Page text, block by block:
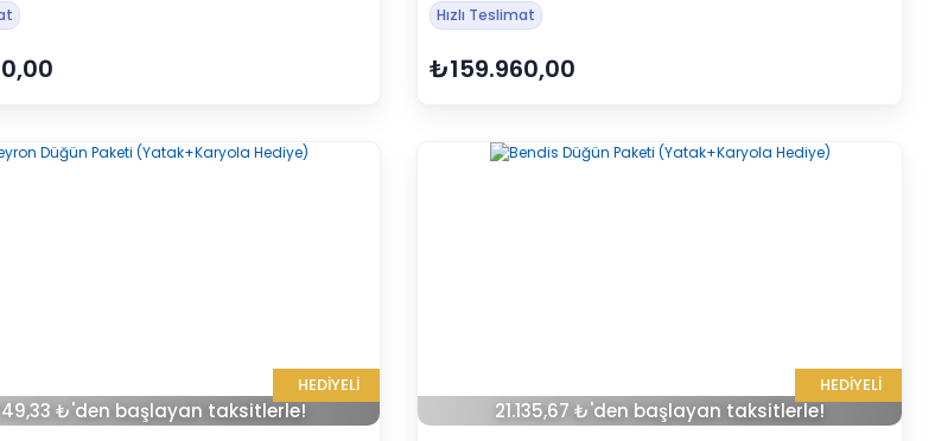
Hızlı Teslimat
₺159.960,00
HEDİYELİ
₺'den başlayan taksitlerle!
HEDİYELİ
21.135,67 ₺'den başlayan taksitlerle!